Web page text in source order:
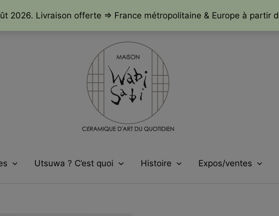
2026. Livraison offerte => France métropolitaine & Europe à partir
Utsuwa ? C’est quoi Histoire Expos/ventes